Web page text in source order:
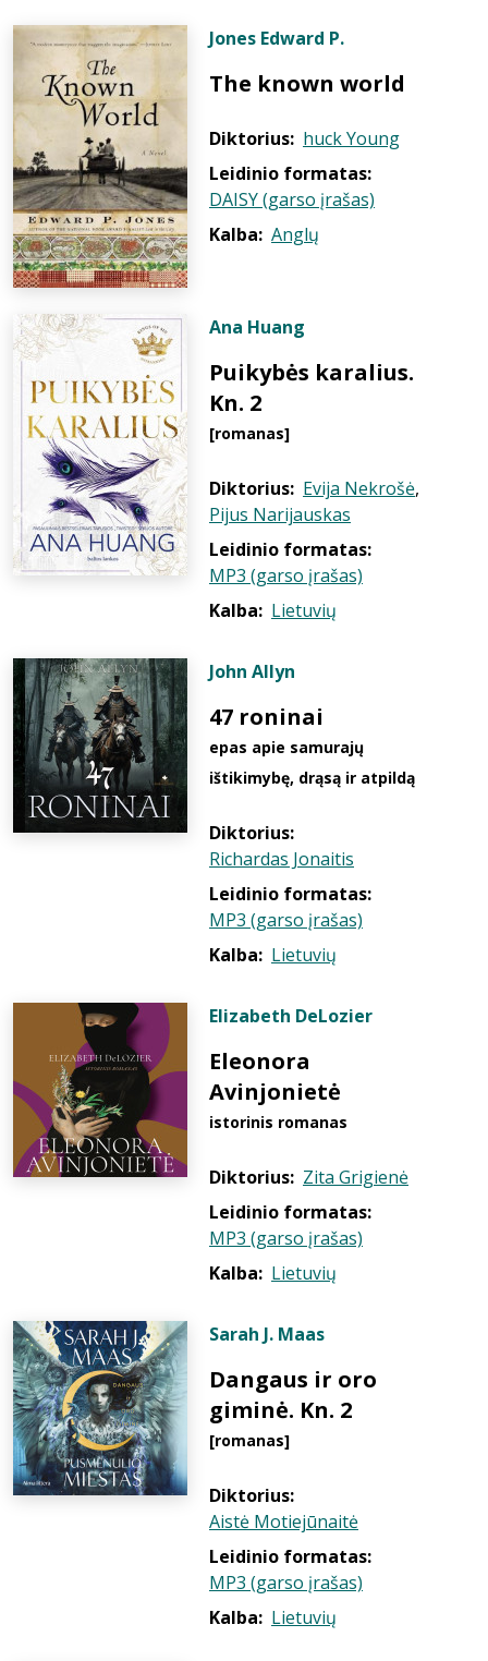
Jones Edward P.
The known world
Diktorius: huck Young
Leidinio formatas:
DAISY (garso įrašas)
Kalba: Anglų
Ana Huang
Puikybės karalius.
Kn. 2
[romanas]
Diktorius: Evija Nekrošė,
Pijus Narijauskas
Leidinio formatas:
MP3 (garso įrašas)
Kalba: Lietuvių
John Allyn
47 roninai
epas apie samurajų
ištikimybę, drąsą ir atpildą
Diktorius:
Richardas Jonaitis
Leidinio formatas:
MP3 (garso įrašas)
Kalba: Lietuvių
Elizabeth DeLozier
Eleonora
Avinjonietė
istorinis romanas
Diktorius: Zita Grigienė
Leidinio formatas:
MP3 (garso įrašas)
Kalba: Lietuvių
Sarah J. Maas
Dangaus ir oro
giminė. Kn. 2
[romanas]
Diktorius:
Aistė Motiejūnaitė
Leidinio formatas:
MP3 (garso įrašas)
Kalba: Lietuvių